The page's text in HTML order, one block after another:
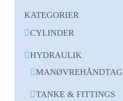
KATEGORIER
CYLINDER
HYDRAULIK
MANØVREHÅNDTAG
TANKE & FITTINGS